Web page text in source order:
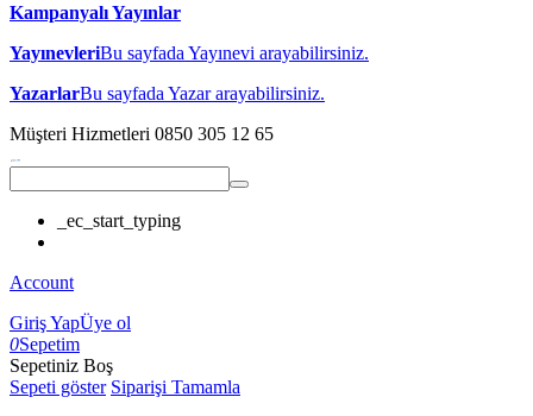
Kampanyalı Yayınlar
YayınevleriBu sayfada Yayınevi arayabilirsiniz.
YazarlarBu sayfada Yazar arayabilirsiniz.
Müşteri Hizmetleri 0850 305 12 65
_ec_start_typing
Account
Giriş YapÜye ol
0Sepetim
Sepetiniz Boş
Sepeti göster Siparişi Tamamla